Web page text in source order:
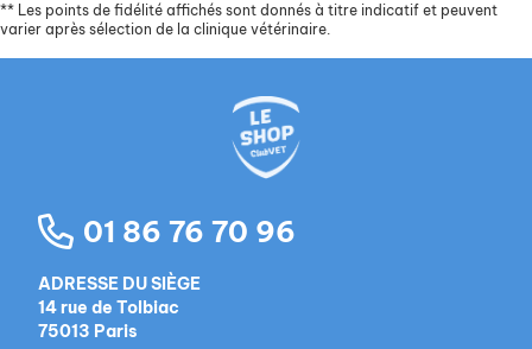
** Les points de fidélité affichés sont donnés à titre indicatif et peuvent
varier après sélection de la clinique vétérinaire.
01 86 76 70 96
ADRESSE DU SIÈGE
14 rue de Tolbiac
75013 Paris